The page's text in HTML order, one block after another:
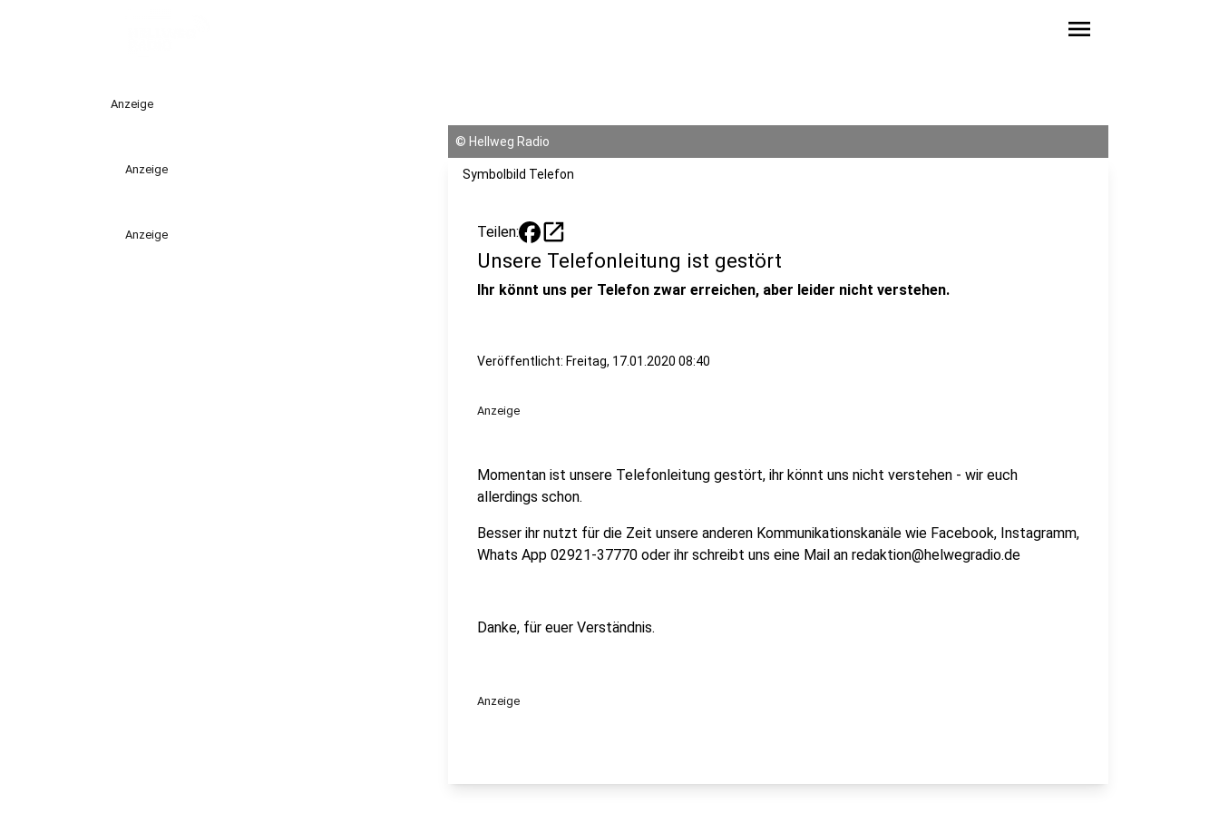
menu
Anzeige
Anzeige
Anzeige
© Hellweg Radio
Symbolbild Telefon
Teilen: open_in_new
Unsere Telefonleitung ist gestört
Ihr könnt uns per Telefon zwar erreichen, aber leider nicht verstehen.
Veröffentlicht: Freitag, 17.01.2020 08:40
Anzeige
Momentan ist unsere Telefonleitung gestört, ihr könnt uns nicht verstehen - wir euch
allerdings schon.
Besser ihr nutzt für die Zeit unsere anderen Kommunikationskanäle wie Facebook, Instagramm,
Whats App 02921-37770 oder ihr schreibt uns eine Mail an redaktion@helwegradio.de
Danke, für euer Verständnis.
Anzeige